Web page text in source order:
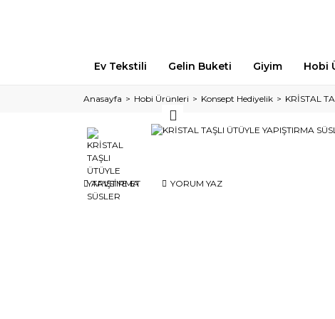
Ev Tekstili Gelin Buketi Giyim Hobi
Anasayfa Hobi Ürünleri Konsept Hediyelik KRİSTAL
TAVSİYE ET YORUM YAZ